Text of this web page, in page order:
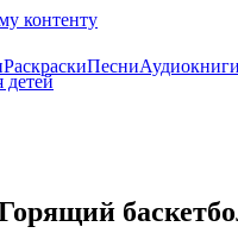
контенту
РаскраскиПесниАудиокниги
детей